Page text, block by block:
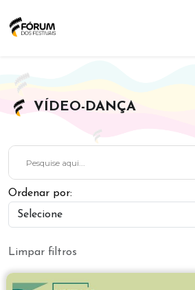
VÍDEO-DANÇA
Ordenar por:
Limpar filtros